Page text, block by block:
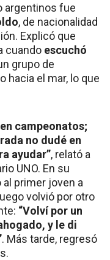
argentinos fue
, de nacionalidad
Explicó que
cuando escuchó
grupo de
hacia el mar, lo que
campeonatos;
no dudé en
ayudar”, relató a
UNO. En su
primer joven a
volvió por otro
“Volví por un
y le di
. Más tarde, regresó